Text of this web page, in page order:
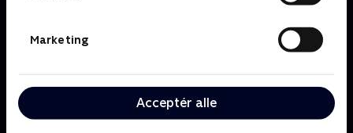
Marketing
Acceptér alle
Skadestuen St. George, der ligger i det sydvestlige
London, er en af Englands travleste. Her kan du
personalet, trods travlhed og stress, altid formår at
holde hovedet koldt.